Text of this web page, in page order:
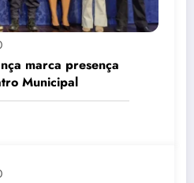
marca presença
Municipal